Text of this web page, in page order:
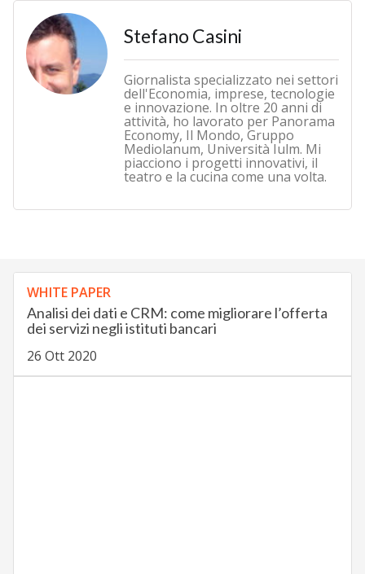
Stefano Casini
Giornalista specializzato nei settori
dell'Economia, imprese, tecnologie
e innovazione. In oltre 20 anni di
attività, ho lavorato per Panorama
Economy, Il Mondo, Gruppo
Mediolanum, Università Iulm. Mi
piacciono i progetti innovativi, il
teatro e la cucina come una volta.
WHITE PAPER
Analisi dei dati e CRM: come migliorare l’offerta
dei servizi negli istituti bancari
26 Ott 2020